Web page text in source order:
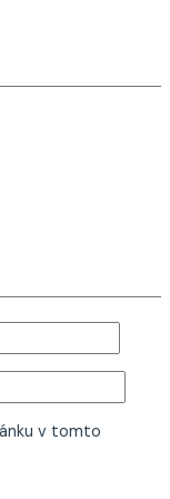
v tomto